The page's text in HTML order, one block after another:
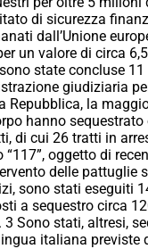
di sicurezza
dall’Unione
un valore di circa
state concluse
giudiziaria
la
hanno
di cui 26 tratti in
“117”, oggetto di
delle pattuglie
sono stati eseguiti
a sequestro circa
Sono stati, altresi,
italiana previste